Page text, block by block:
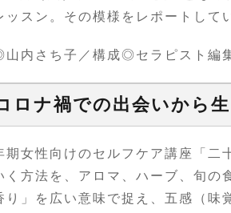
ッスン。その模様をレポートして
内さち子／構成◎セラピスト編
ロナ禍での出会いから
期女性向けのセルフケア講座「二
く方法を、アロマ、ハーブ、旬の
り」を広い意味で捉え、五感（